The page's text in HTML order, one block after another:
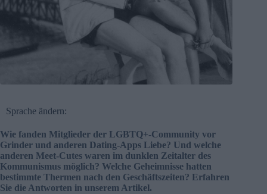
Sprache ändern:
Wie fanden Mitglieder der LGBTQ+-Community vor
Grinder und anderen Dating-Apps Liebe? Und welche
anderen Meet-Cutes waren im dunklen Zeitalter des
Kommunismus möglich? Welche Geheimnisse hatten
bestimmte Thermen nach den Geschäftszeiten? Erfahren
Sie die Antworten in unserem Artikel.